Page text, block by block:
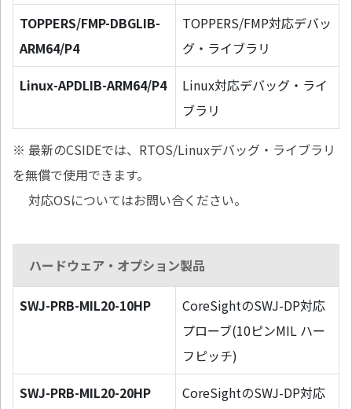
TOPPERS/FMP-DBGLIB-
ARM64/P4
TOPPERS/FMP対応デバッ
グ・ライブラリ
Linux-APDLIB-ARM64/P4
Linux対応デバッグ・ライ
ブラリ
※ 最新のCSIDEでは、RTOS/Linuxデバッグ・ライブラリ
を無償で使用できます。
対応OSについてはお問い合ください。
ハードウェア・オプション製品
SWJ-PRB-MIL20-10HP
CoreSightのSWJ-DP対応
プローブ(10ピンMIL ハー
フピッチ)
SWJ-PRB-MIL20-20HP
CoreSightのSWJ-DP対応